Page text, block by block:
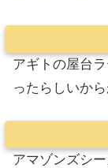
アギトの屋台
ったらしいか
アマゾンズシ